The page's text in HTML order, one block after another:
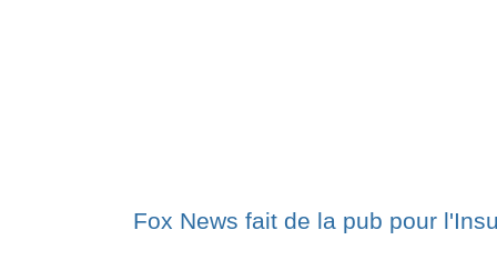
Fox News fait de la pub pour